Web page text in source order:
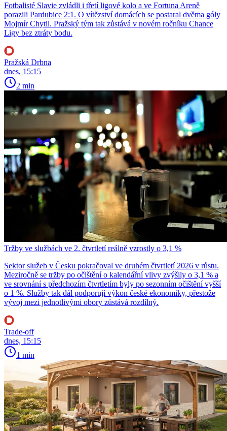
Fotbalisté Slavie zvládli i třetí ligové kolo a ve Fortuna Areně
porazili Pardubice 2:1. O vítězství domácích se postaral dvěma góly
Mojmír Chytil. Pražský tým tak zůstává v novém ročníku Chance
Ligy bez ztráty bodu.
Pražská Drbna
dnes, 15:15
2 min
Tržby ve službách ve 2. čtvrtletí reálně vzrostly o 3,1 %
Sektor služeb v Česku pokračoval ve druhém čtvrtletí 2026 v růstu.
Meziročně se tržby po očištění o kalendářní vlivy zvýšily o 3,1 % a
ve srovnání s předchozím čtvrtletím byly po sezonním očištění vyšší
o 1 %. Služby tak dál podporují výkon české ekonomiky, přestože
vývoj mezi jednotlivými obory zůstává rozdílný.
Trade-off
dnes, 15:15
1 min